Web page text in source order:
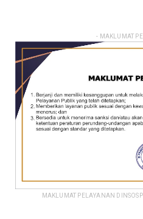
- MAKLUMAT
MAKLUMAT PELAYANAN